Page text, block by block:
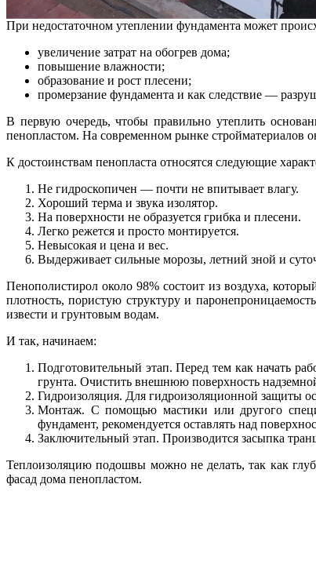
При недостаточном утеплении фундамента может
увеличение затрат на обогрев дома;
повышение влажности;
образование и рост плесени;
промерзание фундамента и как следствие —
В первую очередь, чтобы правильно утеплить
пенопластом. На современном рынке стройматериалов
К достоинствам пенопласта относятся следующие
Не гидроскопичен — почти не впитывает влагу.
Хороший терма и звука изолятор.
На поверхности не образуется грибка и плесени.
Легко режется и просто монтируется.
Невысокая и цена и вес.
Выдерживает сильные морозы, летний зной и
Пенополистирол около 98% состоит из воздуха,
плотность, пористую структуру и
извести и грунтовым водам.
И так, начинаем:
Подготовительный этап. Перед тем как начать
грунта. Очистить внешнюю поверхность
Гидроизоляция. Для гидроизоляционной защиты
Монтаж. С помощью мастики или другого
фундамент, рекомендуется оставлять над
Заключительный этап. Производится засыпка
Теплоизоляцию подошвы можно не делать, так как
фасад дома пенопластом.